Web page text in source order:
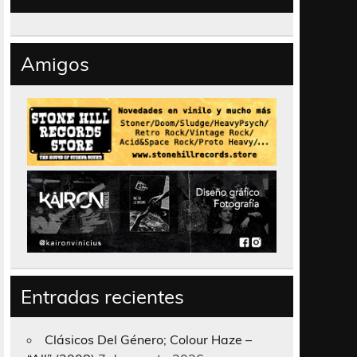
Amigos
Entradas recientes
Clásicos Del Género; Colour Haze –